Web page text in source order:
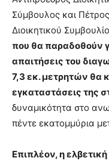
Σύμβουλος και
Διοικητικού
που θα παραδοθούν
απαιτήσεις του
7,3 εκ. μετρητών θα
εγκαταστάσεις της
δυναμικότητα στο
πέντε εκατομμύρια
Επιπλέον, η